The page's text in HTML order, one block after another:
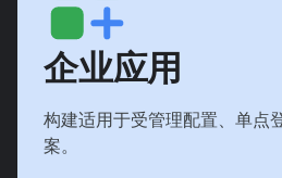
企业应用
构建适用于受管理配置、单点
案。